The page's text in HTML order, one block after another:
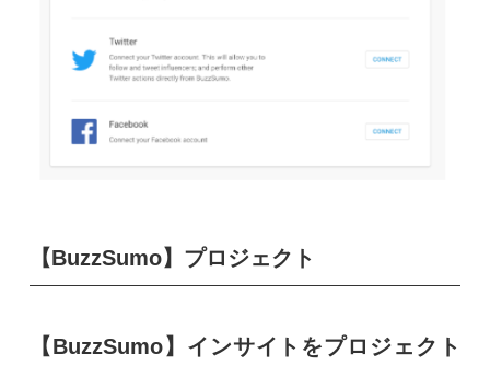
【BuzzSumo】プロジェクト
【BuzzSumo】インサイトをプロジェクト